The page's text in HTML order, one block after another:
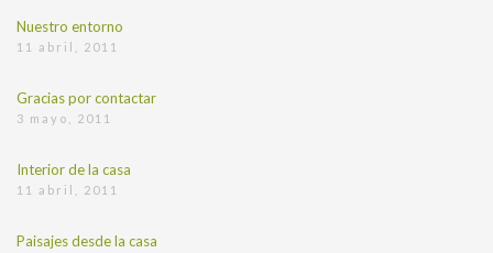
Nuestro entorno
11 abril, 2011
Gracias por contactar
3 mayo, 2011
Interior de la casa
11 abril, 2011
Paisajes desde la casa